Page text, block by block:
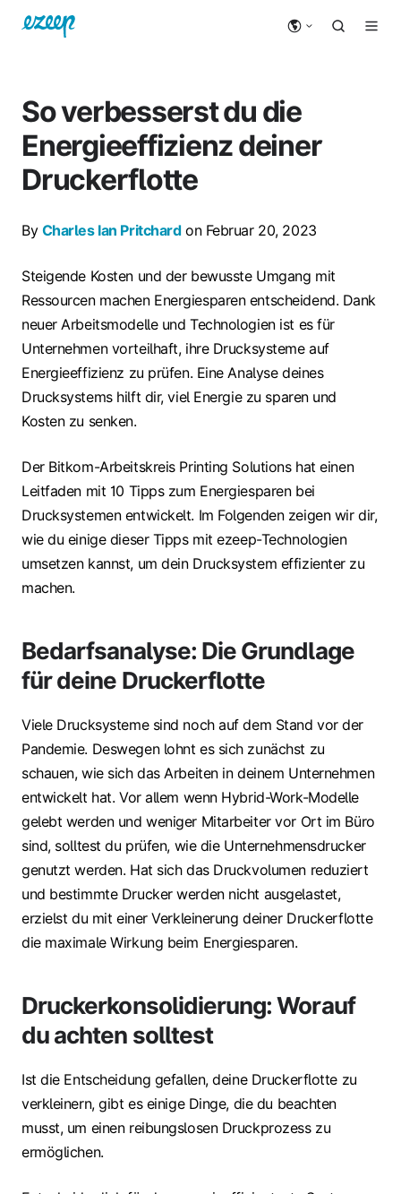
So verbesserst du die
Energieeffizienz deiner
Druckerflotte
By Charles Ian Pritchardon Februar 20, 2023
Steigende Kosten und der bewusste Umgang mit
Ressourcen machen Energiesparen entscheidend. Dank
neuer Arbeitsmodelle und Technologien ist es für
Unternehmen vorteilhaft, ihre Drucksysteme auf
Energieeffizienz zu prüfen. Eine Analyse deines
Drucksystems hilft dir, viel Energie zu sparen und
Kosten zu senken.
Der Bitkom-Arbeitskreis Printing Solutions hat einen
Leitfaden mit 10 Tipps zum Energiesparen bei
Drucksystemen entwickelt. Im Folgenden zeigen wir dir,
wie du einige dieser Tipps mit ezeep-Technologien
umsetzen kannst, um dein Drucksystem effizienter zu
machen.
Bedarfsanalyse: Die Grundlage
für deine Druckerflotte
Viele Drucksysteme sind noch auf dem Stand vor der
Pandemie. Deswegen lohnt es sich zunächst zu
schauen, wie sich das Arbeiten in deinem Unternehmen
entwickelt hat. Vor allem wenn Hybrid-Work-Modelle
gelebt werden und weniger Mitarbeiter vor Ort im Büro
sind, solltest du prüfen, wie die Unternehmensdrucker
genutzt werden. Hat sich das Druckvolumen reduziert
und bestimmte Drucker werden nicht ausgelastet,
erzielst du mit einer Verkleinerung deiner Druckerflotte
die maximale Wirkung beim Energiesparen.
Druckerkonsolidierung: Worauf
du achten solltest
Ist die Entscheidung gefallen, deine Druckerflotte zu
verkleinern, gibt es einige Dinge, die du beachten
musst, um einen reibungslosen Druckprozess zu
ermöglichen.